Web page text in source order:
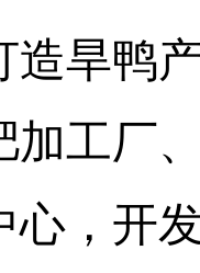
造旱鸭
加工厂
心，开